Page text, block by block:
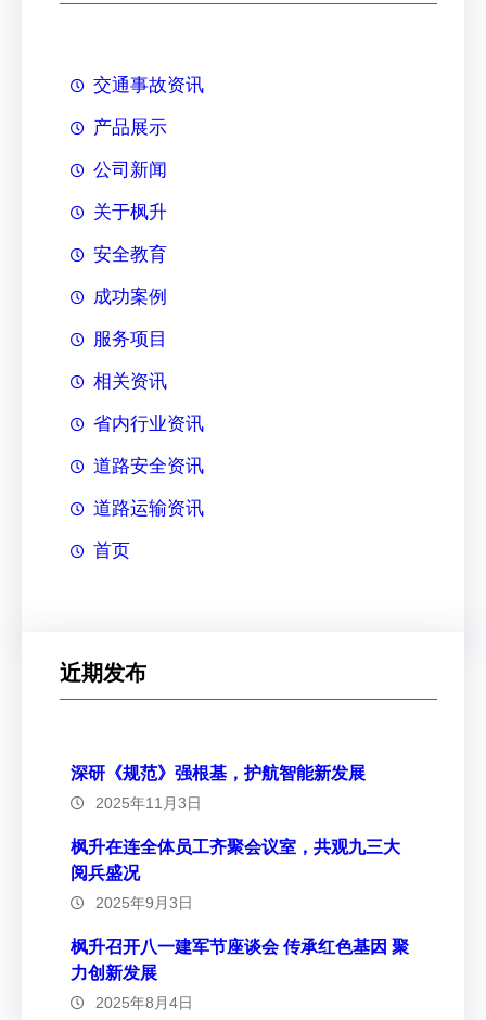
交通事故资讯
产品展示
公司新闻
关于枫升
安全教育
成功案例
服务项目
相关资讯
省内行业资讯
道路安全资讯
道路运输资讯
首页
近期发布
深研《规范》强根基，护航智能新发展
2025年11月3日
枫升在连全体员工齐聚会议室，共观九三大
阅兵盛况
2025年9月3日
枫升召开八一建军节座谈会 传承红色基因 聚
力创新发展
2025年8月4日